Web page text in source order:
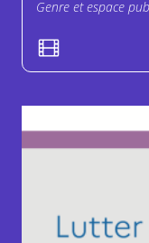
Genre et espace